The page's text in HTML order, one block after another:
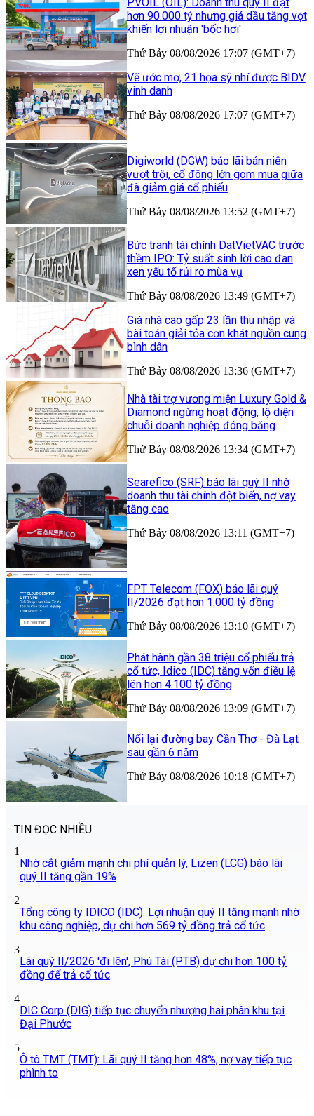
hơn 90.000 tỷ nhưng giá dầu tăng vọt
khiến lợi nhuận 'bốc hơi'
Thứ Bảy 08/08/2026 17:07 (GMT+7)
Vẽ ước mơ, 21 họa sỹ nhí được BIDV
vinh danh
Thứ Bảy 08/08/2026 17:07 (GMT+7)
Digiworld (DGW) báo lãi bán niên
vượt trội, cổ đông lớn gom mua giữa
đà giảm giá cổ phiếu
Thứ Bảy 08/08/2026 13:52 (GMT+7)
Bức tranh tài chính DatVietVAC trước
thềm IPO: Tỷ suất sinh lời cao đan
xen yếu tố rủi ro mùa vụ
Thứ Bảy 08/08/2026 13:49 (GMT+7)
Giá nhà cao gấp 23 lần thu nhập và
bài toán giải tỏa cơn khát nguồn cung
bình dân
Thứ Bảy 08/08/2026 13:36 (GMT+7)
Nhà tài trợ vương miện Luxury Gold &
Diamond ngừng hoạt động, lộ diện
chuỗi doanh nghiệp đóng băng
Thứ Bảy 08/08/2026 13:34 (GMT+7)
Searefico (SRF) báo lãi quý II nhờ
doanh thu tài chính đột biến, nợ vay
tăng cao
Thứ Bảy 08/08/2026 13:11 (GMT+7)
FPT Telecom (FOX) báo lãi quý
II/2026 đạt hơn 1.000 tỷ đồng
Thứ Bảy 08/08/2026 13:10 (GMT+7)
Phát hành gần 38 triệu cổ phiếu trả
cổ tức, Idico (IDC) tăng vốn điều lệ
lên hơn 4.100 tỷ đồng
Thứ Bảy 08/08/2026 13:09 (GMT+7)
Nối lại đường bay Cần Thơ - Đà Lạt
sau gần 6 năm
Thứ Bảy 08/08/2026 10:18 (GMT+7)
TIN ĐỌC NHIỀU
1
Nhờ cắt giảm mạnh chi phí quản lý, Lizen (LCG) báo lãi
quý II tăng gần 19%
2
Tổng công ty IDICO (IDC): Lợi nhuận quý II tăng mạnh nhờ
khu công nghiệp, dự chi hơn 569 tỷ đồng trả cổ tức
3
Lãi quý II/2026 'đi lên', Phú Tài (PTB) dự chi hơn 100 tỷ
đồng để trả cổ tức
4
DIC Corp (DIG) tiếp tục chuyển nhượng hai phân khu tại
Đại Phước
5
Ô tô TMT (TMT): Lãi quý II tăng hơn 48%, nợ vay tiếp tục
phình to